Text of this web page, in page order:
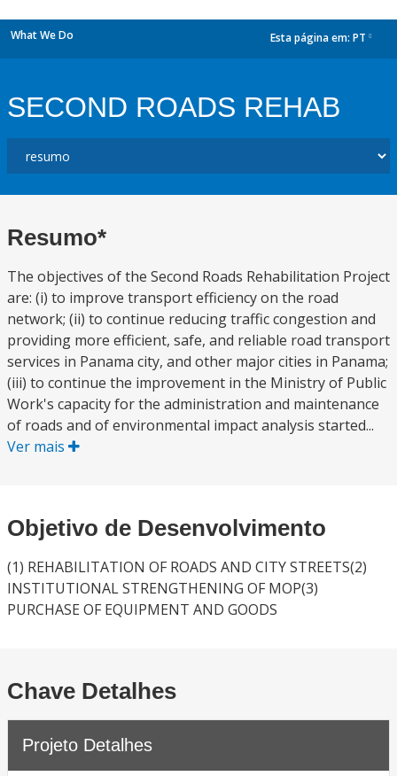
What We Do Esta página em: PT
SECOND ROADS REHAB
Resumo*
The objectives of the Second Roads Rehabilitation Project
are: (i) to improve transport efficiency on the road
network; (ii) to continue reducing traffic congestion and
providing more efficient, safe, and reliable road transport
services in Panama city, and other major cities in Panama;
(iii) to continue the improvement in the Ministry of Public
Work's capacity for the administration and maintenance
of roads and of environmental impact analysis started...
Ver mais
Objetivo de Desenvolvimento
(1) REHABILITATION OF ROADS AND CITY STREETS(2)
INSTITUTIONAL STRENGTHENING OF MOP(3)
PURCHASE OF EQUIPMENT AND GOODS
Chave Detalhes
Projeto Detalhes